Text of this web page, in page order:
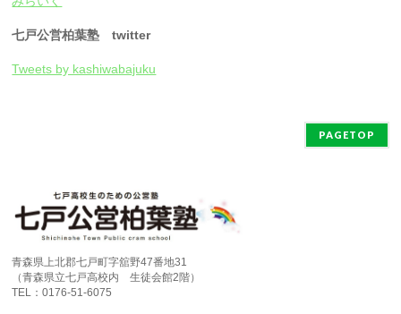
七戸公営柏葉塾 twitter
Tweets by kashiwabajuku
PAGETOP
青森県上北郡七戸町字舘野47番地31
（青森県立七戸高校内 生徒会館2階）
TEL：0176-51-6075